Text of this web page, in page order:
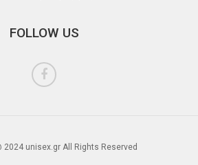
FOLLOW US
2024 unisex.gr All Rights Reserved